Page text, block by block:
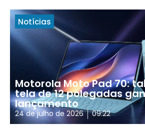
Notícias
Motorola Moto Pad 70:
tela de 12 polegadas
lançamento
24 de julho de 2026 09:22